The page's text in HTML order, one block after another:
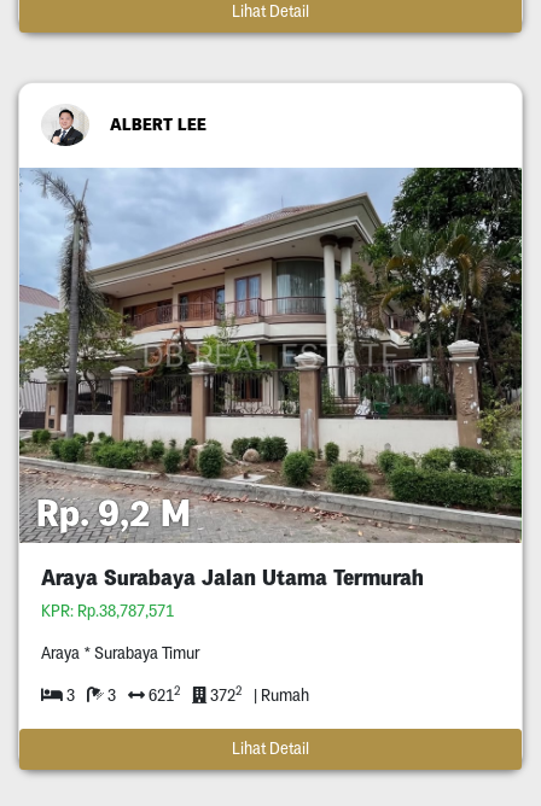
Lihat Detail
ALBERT LEE
Rp. 9,2 M
Araya Surabaya Jalan Utama Termurah
KPR: Rp.38,787,571
Araya * Surabaya Timur
3 3 6212 3722 | Rumah
Lihat Detail